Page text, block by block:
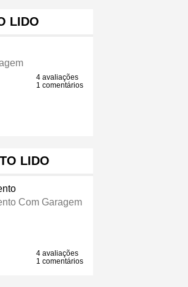
LIDO
4 avaliações
1 comentários
LIDO
Com Garagem
4 avaliações
1 comentários